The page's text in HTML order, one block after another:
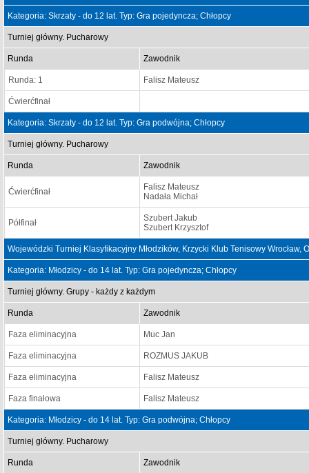
Kategoria: Skrzaty - do 12 lat. Typ: Gra pojedyncza; Chłopcy
Turniej główny. Pucharowy
Runda Zawodnik
Runda: 1 Falisz Mateusz
Ćwierćfinał
Kategoria: Skrzaty - do 12 lat. Typ: Gra podwójna; Chłopcy
Turniej główny. Pucharowy
Runda Zawodnik
Ćwierćfinał
Falisz Mateusz
Nadała Michał
Półfinał
Szubert Jakub
Szubert Krzysztof
Wojewódzki Turniej Klasyfikacyjny Młodzików, Krzycki Klub Tenisowy Wrocław,
Kategoria: Młodzicy - do 14 lat. Typ: Gra pojedyncza; Chłopcy
Turniej główny. Grupy - każdy z każdym
Runda Zawodnik
Faza eliminacyjna Muc Jan
Faza eliminacyjna ROZMUS JAKUB
Faza eliminacyjna Falisz Mateusz
Faza finałowa Falisz Mateusz
Kategoria: Młodzicy - do 14 lat. Typ: Gra podwójna; Chłopcy
Turniej główny. Pucharowy
Runda Zawodnik